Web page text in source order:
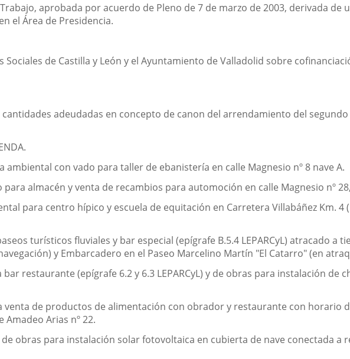
aprobada por acuerdo de Pleno de 7 de marzo de 2003, derivada de
el Área de Presidencia.
de Castilla y León y el Ayuntamiento de Valladolid sobre
adeudadas en concepto de canon del arrendamiento del
ambiental con vado para taller de ebanistería en calle Magnesio nº 8 nave A.
para almacén y venta de recambios para automoción en calle Magnesio nº
para centro hípico y escuela de equitación en Carretera Villabáñez Km. 4
turísticos fluviales y bar especial (epígrafe B.5.4 LEPARCyL) atracado a
y Embarcadero en el Paseo Marcelino Martín "El Catarro" (en
restaurante (epígrafe 6.2 y 6.3 LEPARCyL) y de obras para instalación de
venta de productos de alimentación con obrador y restaurante con horario
Amadeo Arias nº 22.
obras para instalación solar fotovoltaica en cubierta de nave conectada a